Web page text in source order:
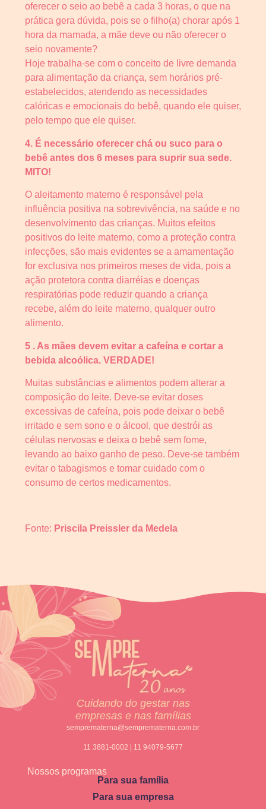
oferecer o seio ao bebê a cada 3 horas, o que na
prática gera dúvida, pois se o filho(a) chorar após 1
hora da mamada, a mãe deve ou não oferecer o
seio novamente?
Hoje trabalha-se com o conceito de livre demanda
para alimentação da criança, sem horários pré-
estabelecidos, atendendo as necessidades
calóricas e emocionais do bebê, quando ele quiser,
pelo tempo que ele quiser.
4. É necessário oferecer chá ou suco para o
bebê antes dos 6 meses para suprir sua sede.
MITO!
O aleitamento materno é responsável pela
influência positiva na sobrevivência, na saúde e no
desenvolvimento das crianças. Muitos efeitos
positivos do leite materno, como a proteção contra
infecções, são mais evidentes se a amamentação
for exclusiva nos primeiros meses de vida, pois a
ação protetora contra diarréias e doenças
respiratórias pode reduzir quando a criança
recebe, além do leite materno, qualquer outro
alimento.
5 . As mães devem evitar a cafeína e cortar a
bebida alcoólica. VERDADE!
Muitas substâncias e alimentos podem alterar a
composição do leite. Deve-se evitar doses
excessivas de cafeína, pois pode deixar o bebê
irritado e sem sono e o álcool, que destrói as
células nervosas e deixa o bebê sem fome,
levando ao baixo ganho de peso. Deve-se também
evitar o tabagismos e tomar cuidado com o
consumo de certos medicamentos.
Fonte: Priscila Preissler da Medela
Cuidando do gestar nas
empresas e nas famílias
semprematerna@semprematerna.com.br
11 3881-0002 | 11 94079-5677
Nossos programas
Para sua família
Para sua empresa